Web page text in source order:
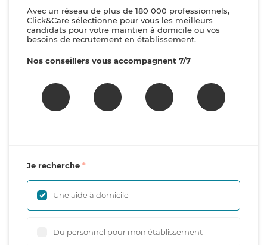
Avec un réseau de plus de 180 000 professionnels,
Click&Care sélectionne pour vous les meilleurs
candidats pour votre maintien à domicile ou vos
besoins de recrutement en établissement.
Nos conseillers vous accompagnent 7/7
Je recherche
Une aide à domicile
Du personnel pour mon établissement